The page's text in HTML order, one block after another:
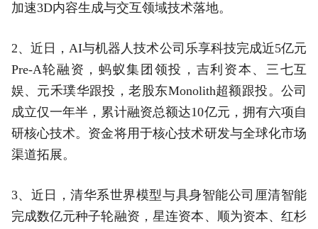
加速3D内容生成与交互领域技术落地。
2、近日，AI与机器人技术公司乐享科技完成近5亿元
Pre-A轮融资，蚂蚁集团领投，吉利资本、三七互
娱、元禾璞华跟投，老股东Monolith超额跟投。公司
成立仅一年半，累计融资总额达10亿元，拥有六项自
研核心技术。资金将用于核心技术研发与全球化市场
渠道拓展。
3、近日，清华系世界模型与具身智能公司厘清智能
完成数亿元种子轮融资，星连资本、顺为资本、红杉